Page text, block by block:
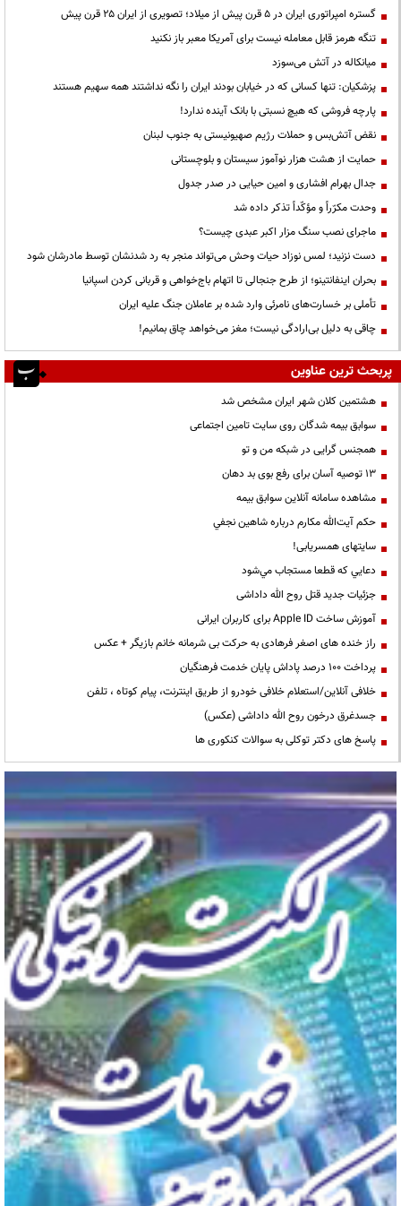
گستره امپراتوری ایران در ۵ قرن پیش از میلاد؛ تصویری از ایران ۲۵ قرن پیش
تنگه هرمز قابل معامله نیست برای آمریکا معبر باز نکنید
میانکاله در آتش می‌سوزد
پزشکیان: تنها کسانی که در خیابان بودند ایران را نگه نداشتند همه سهیم هستند
پارچه فروشی که هیچ نسبتی با بانک آینده ندارد!
نقض آتش‌بس و حملات رژیم صهیونیستی به جنوب لبنان
حمایت از هشت هزار نوآموز سیستان و بلوچستانی
جدال بهرام افشاری و امین حیایی در صدر جدول
وحدت مکرّراً و مؤکّداً تذکر داده شد
ماجرای نصب سنگ مزار اکبر عبدی چیست؟
دست نزنید؛ لمس نوزاد حیات وحش می‌تواند منجر به رد شدنشان توسط مادرشان شود
بحران اینفانتینو؛ از طرح جنجالی تا اتهام باج‌خواهی و قربانی کردن اسپانیا
تأملی بر خسارت‌های نامرئی وارد شده بر عاملان جنگ علیه ایران
چاقی به دلیل بی‌ارادگی نیست؛ مغز می‌خواهد چاق بمانیم!
پربحث ترین عناوین
هشتمین کلان شهر ایران مشخص شد
سوابق بیمه شدگان روی سایت تامین اجتماعی
همجنس گرایی در شبکه من و تو
13 توصیه آسان برای رفع بوی بد دهان
مشاهده سامانه آنلاين سوابق بیمه
حكم آيت‌الله مكارم درباره شاهين نجفي
سایتهای همسریابی!
دعايي كه قطعا مستجاب مي‌شود
جزئیات جدید قتل روح الله داداشی
آموزش ساخت Apple ID برای کاربران ایرانی
راز خنده های اصغر فرهادی به حرکت بی شرمانه خانم بازیگر + عکس
پرداخت ۱۰۰ درصد پاداش پایان خدمت فرهنگیان
خلافی آنلاین/استعلام خلافی خودرو از طریق اینترنت، پیام کوتاه ، تلفن
جسدغرق درخون روح الله داداشی (عکس)
پاسخ های دکتر توکلی به سوالات کنکوری ها